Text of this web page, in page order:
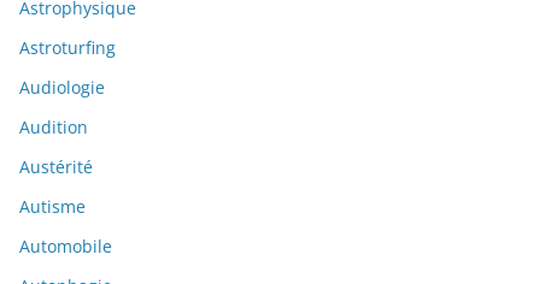
Astrophysique
Astroturfing
Audiologie
Audition
Austérité
Autisme
Automobile